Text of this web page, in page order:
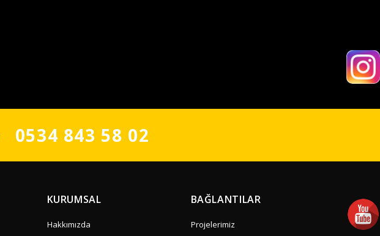
0534 843 58 02
KURUMSAL
Hakkımızda
BAĞLANTILAR
Projelerimiz